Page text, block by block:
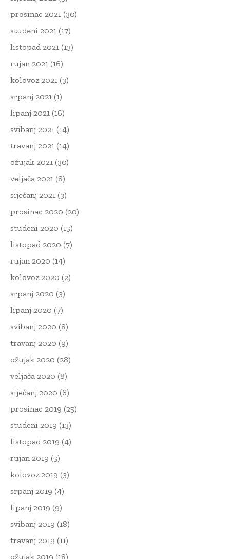
prosinac 2021 (30)
studeni 2021 (17)
listopad 2021 (13)
rujan 2021 (16)
kolovoz 2021 (3)
srpanj 2021 (1)
lipanj 2021 (16)
svibanj 2021 (14)
travanj 2021 (14)
ožujak 2021 (30)
veljača 2021 (8)
siječanj 2021 (3)
prosinac 2020 (20)
studeni 2020 (15)
listopad 2020 (7)
rujan 2020 (14)
kolovoz 2020 (2)
srpanj 2020 (3)
lipanj 2020 (7)
svibanj 2020 (8)
travanj 2020 (9)
ožujak 2020 (28)
veljača 2020 (8)
siječanj 2020 (6)
prosinac 2019 (25)
studeni 2019 (13)
listopad 2019 (4)
rujan 2019 (5)
kolovoz 2019 (3)
srpanj 2019 (4)
lipanj 2019 (9)
svibanj 2019 (18)
travanj 2019 (11)
ožujak 2019 (18)